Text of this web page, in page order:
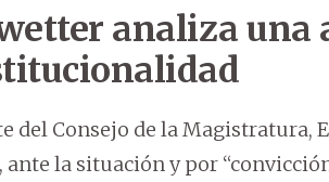
analiza una
del Consejo de la
ante la situación y por